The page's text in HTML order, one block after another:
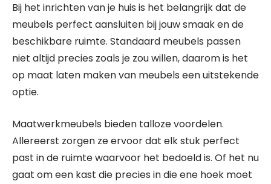
Bij het inrichten van je huis is het belangrijk dat de
meubels perfect aansluiten bij jouw smaak en de
beschikbare ruimte. Standaard meubels passen
niet altijd precies zoals je zou willen, daarom is het
op maat laten maken van meubels een uitstekende
optie.
Maatwerkmeubels bieden talloze voordelen.
Allereerst zorgen ze ervoor dat elk stuk perfect
past in de ruimte waarvoor het bedoeld is. Of het nu
gaat om een kast die precies in die ene hoek moet